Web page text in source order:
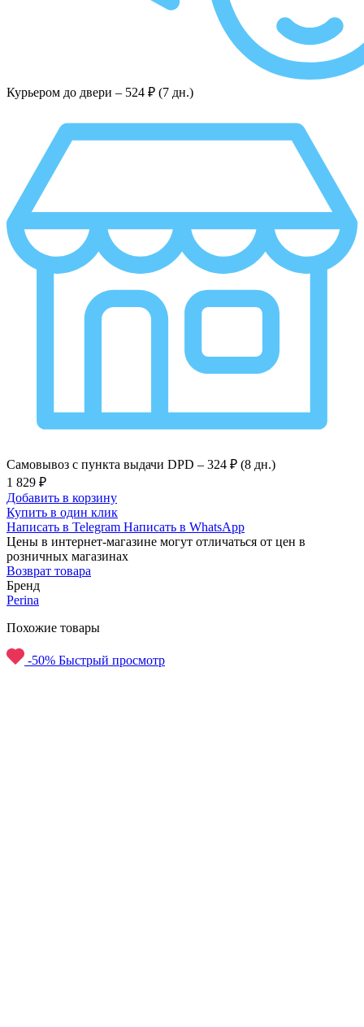
Курьером до двери – 524 ₽ (7 дн.)
Самовывоз с пункта выдачи DPD – 324 ₽ (8 дн.)
1 829 ₽
Добавить в корзину
Купить в один клик
Написать в Telegram Написать в WhatsApp
Цены в интернет-магазине могут отличаться от цен в
розничных магазинах
Возврат товара
Бренд
Perina
Похожие товары
-50% Быстрый просмотр